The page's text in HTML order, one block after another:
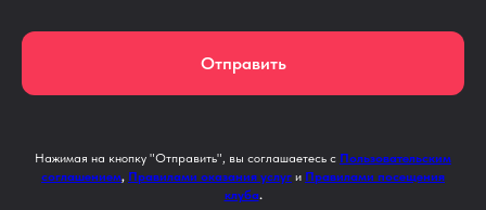
Отправить
Нажимая на кнопку "Отправить", вы соглашаетесь с Пользовательским
соглашением, Правилами оказания услуг и Правилами посещения
клуба.